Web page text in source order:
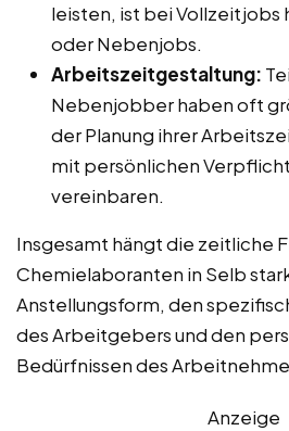
leisten, ist bei Vollzeitjobs
oder Nebenjobs.
Arbeitszeitgestaltung:
Nebenjobber haben oft
der Planung ihrer
mit persönlichen
vereinbaren.
Insgesamt hängt die zeitliche
Chemielaboranten in Selb
Anstellungsform, den
des Arbeitgebers und den
Bedürfnissen des
Anzeige